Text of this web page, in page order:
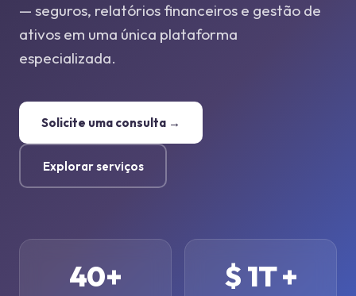
— seguros, relatórios financeiros e gestão de
ativos em uma única plataforma
especializada.
Solicite uma consulta →
Explorar serviços
40+ $ 1T +